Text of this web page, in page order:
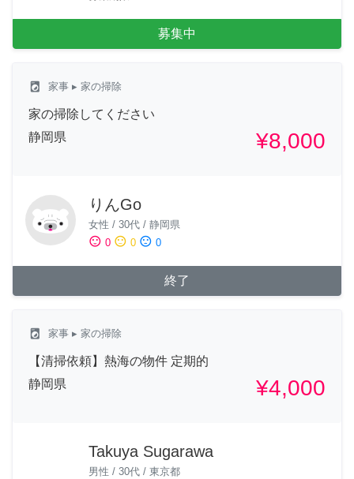
募集中
local_laundry_service 家事 ▸ 家の掃除
家の掃除してください
静岡県
¥8,000
りんGo
女性 / 30代 / 静岡県
sentiment_satisfied 0 sentiment_neutral 0 sentiment_dissatisfied 0
終了
local_laundry_service 家事 ▸ 家の掃除
【清掃依頼】熱海の物件 定期的
静岡県
¥4,000
Takuya Sugarawa
男性 / 30代 / 東京都